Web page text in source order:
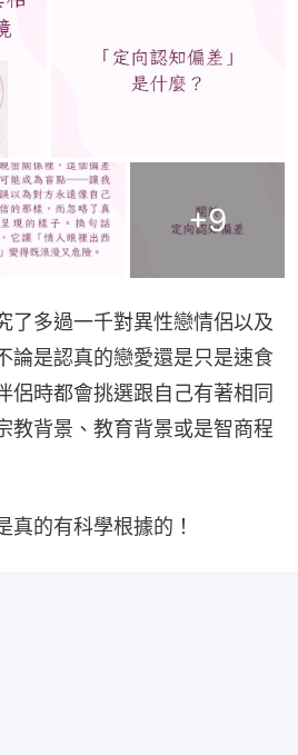
+9
了多過一千對異性戀情侶以及
論是認真的戀愛還是只是速食
侶時都會挑選跟自己有著相同
教背景、教育背景或是智商程
真的有科學根據的！